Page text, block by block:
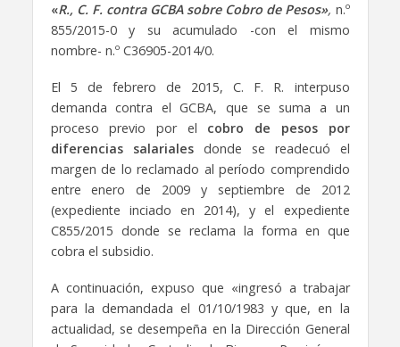
«R., C. F. contra GCBA sobre Cobro de Pesos», n.º
855/2015-0 y su acumulado -con el mismo
nombre- n.º C36905-2014/0.
El 5 de febrero de 2015, C. F. R. interpuso
demanda contra el GCBA, que se suma a un
proceso previo por el cobro de pesos por
diferencias salarialesdonde se readecuó el
margen de lo reclamado al período comprendido
entre enero de 2009 y septiembre de 2012
(expediente inciado en 2014), y el expediente
C855/2015 donde se reclama la forma en que
cobra el subsidio.
A continuación, expuso que «ingresó a trabajar
para la demandada el 01/10/1983 y que, en la
actualidad, se desempeña en la Dirección General